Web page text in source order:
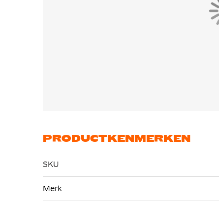
PRODUCTKENMERKEN
SKU
informatie
Merk